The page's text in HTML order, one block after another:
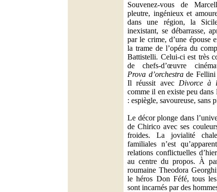
Souvenez-vous de
pleutre, ingénieux et
dans une région, la
inexistant, se débarrasse,
par le crime, d’une épouse
la trame de l’opéra du
Battistelli. Celui-ci est très
de chefs-d’œuvre
Prova d’orchestrade Fellini
Il réussit avec Divorce à
comme il en existe peu
: espiègle, savoureuse, sans
Le décor plonge dans
de Chirico avec ses
froides. La jovialité
familiales n’est
relations conflictuelles
au centre du propos. À
roumaine Theodora
le héros Don Féfé, tous
sont incarnés par des